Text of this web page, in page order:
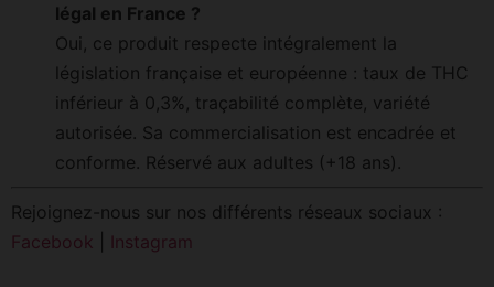
légal en France ?
Oui, ce produit respecte intégralement la
législation française et européenne : taux de THC
inférieur à 0,3%, traçabilité complète, variété
autorisée. Sa commercialisation est encadrée et
conforme. Réservé aux adultes (+18 ans).
Rejoignez-nous sur nos différents réseaux sociaux :
Facebook
Instagram